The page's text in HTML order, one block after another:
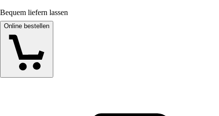
Bequem liefern lassen
Online bestellen